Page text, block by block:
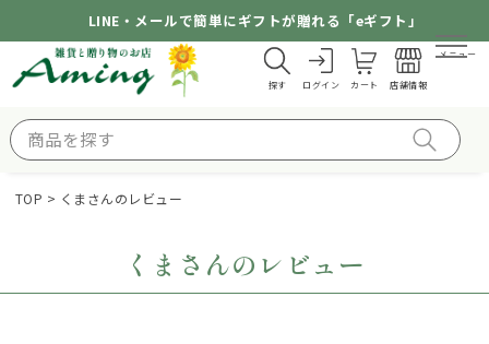
LINE・メールで簡単にギフトが贈れる「eギフト」
探す ログイン カート 店舗情報
メニュー
TOP くまさんのレビュー
くまさんのレビュー